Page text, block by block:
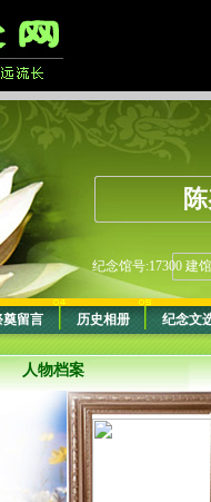
纪念馆号:17300 建
奠留言 历史相册 纪念文
人物档案